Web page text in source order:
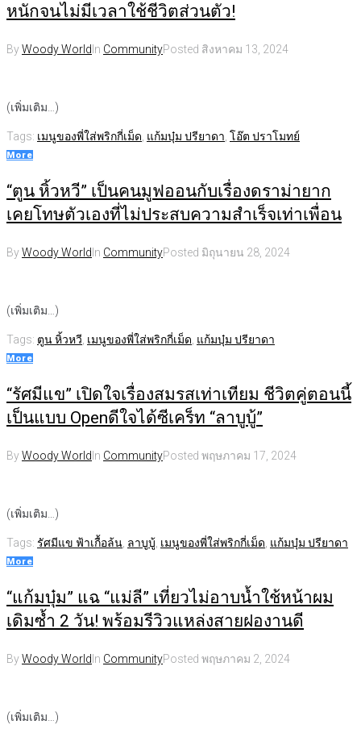
หนักจนไม่มีเวลาใช้ชีวิตส่วนตัว!
ByWoody WorldIn CommunityPosted สิงหาคม 13, 2024
(เพิ่มเติม…)
Tags: เมนูของพี่ใส่พริกกี่เม็ด แก้มบุ๋ม ปรียาดา โอ๊ต ปราโมทย์
More
“ตูน หิ้วหวี” เป็นคนมูฟออนกับเรื่องดราม่ายาก
เคยโทษตัวเองที่ไม่ประสบความสำเร็จเท่าเพื่อน
ByWoody WorldIn CommunityPosted มิถุนายน 28, 2024
(เพิ่มเติม…)
Tags: ตูน หิ้วหวี เมนูของพี่ใส่พริกกี่เม็ด แก้มบุ๋ม ปรียาดา
More
“รัศมีแข” เปิดใจเรื่องสมรสเท่าเทียม ชีวิตคู่ตอนนี้
เป็นแบบ Openดีใจได้ซีเคร็ท “ลาบูบู้”
ByWoody WorldIn CommunityPosted พฤษภาคม 17, 2024
(เพิ่มเติม…)
Tags: รัศมีแข ฟ้าเกื้อล้น ลาบูบู้ เมนูของพี่ใส่พริกกี่เม็ด แก้มบุ๋ม ปรียาดา
More
“แก้มบุ๋ม” แฉ “แม่ลี” เที่ยวไม่อาบน้ำใช้หน้าผม
เดิมซ้ำ 2 วัน! พร้อมรีวิวแหล่งสายฝองานดี
ByWoody WorldIn CommunityPosted พฤษภาคม 2, 2024
(เพิ่มเติม…)